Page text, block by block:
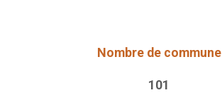
Nombre de commune
101